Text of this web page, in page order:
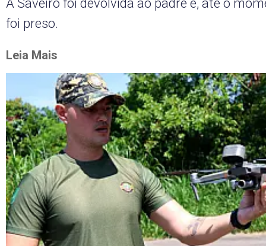
A Saveiro foi devolvida ao padre e, até o
foi preso.
Leia Mais